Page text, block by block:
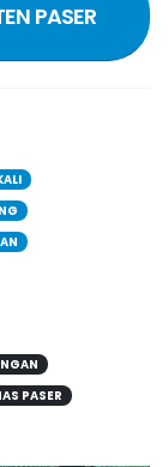
PASER
PASER